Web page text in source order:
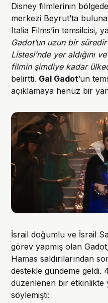
Disney filmlerinin
merkezi Beyrut’ta
Italia Films’in temsilcisi,
Gadot’un uzun bir
Listesi’nde yer aldığını
filmin şimdiye kadar
belirtti. Gal Gadot’un
açıklamaya henüz bir
İsrail doğumlu ve İsrail
görev yapmış olan
Hamas saldırılarından
destekle gündeme geldi.
düzenlenen bir etkinlikte
söylemişti: